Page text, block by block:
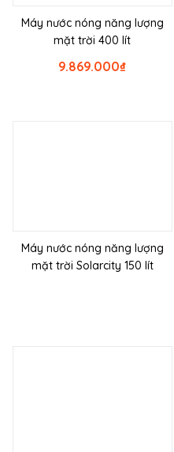
Máy nước nóng năng lượng
mặt trời 400 lít
₫
9.869.000
Máy nước nóng năng lượng
mặt trời Solarcity 150 lít